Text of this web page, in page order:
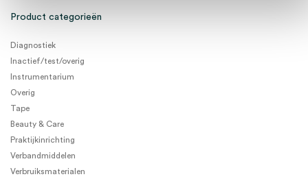
Product categorieën
Diagnostiek
Inactief/test/overig
Instrumentarium
Overig
Tape
Beauty & Care
Praktijkinrichting
Verbandmiddelen
Verbruiksmaterialen